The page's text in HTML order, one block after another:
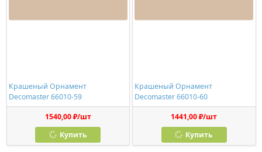
Крашеный Орнамент
Decomaster 66010-59
1540,00 ₽/шт
Купить
Крашеный Орнамент
Decomaster 66010-60
1441,00 ₽/шт
Купить